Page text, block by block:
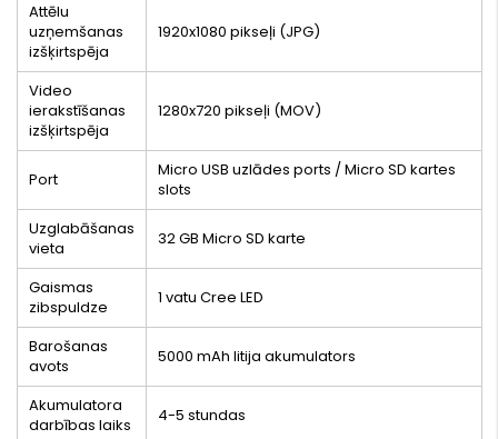
Attēlu
uzņemšanas
izšķirtspēja
1920x1080 pikseļi (JPG)
Video
ierakstīšanas
izšķirtspēja
1280x720 pikseļi (MOV)
Port
Micro USB uzlādes ports / Micro SD kartes
slots
Uzglabāšanas
vieta
32 GB Micro SD karte
Gaismas
zibspuldze
1 vatu Cree LED
Barošanas
avots
5000 mAh litija akumulators
Akumulatora
darbības laiks
4-5 stundas